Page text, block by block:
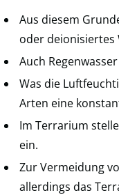
Aus diesem
oder deionisiertes
Auch
Was die
Arten eine
Im Terrarium
ein.
Zur Vermeidung
allerdings das